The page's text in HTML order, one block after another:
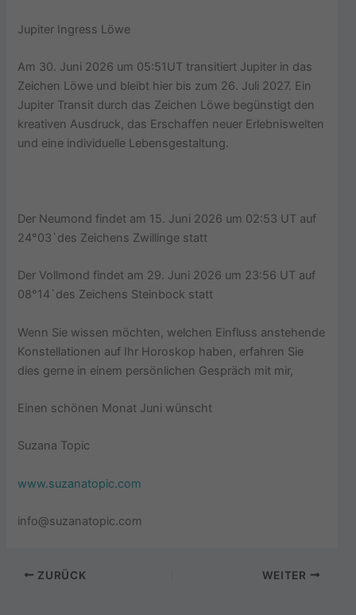
Jupiter Ingress Löwe
Am 30. Juni 2026 um 05:51UT transitiert Jupiter in das
Zeichen Löwe und bleibt hier bis zum 26. Juli 2027. Ein
Jupiter Transit durch das Zeichen Löwe begünstigt den
kreativen Ausdruck, das Erschaffen neuer Erlebniswelten
und eine individuelle Lebensgestaltung.
Der Neumond findet am 15. Juni 2026 um 02:53 UT auf
24°03`des Zeichens Zwillinge statt
Der Vollmond findet am 29. Juni 2026 um 23:56 UT auf
08°14`des Zeichens Steinbock statt
Wenn Sie wissen möchten, welchen Einfluss anstehende
Konstellationen auf Ihr Horoskop haben, erfahren Sie
dies gerne in einem persönlichen Gespräch mit mir,
Einen schönen Monat Juni wünscht
Suzana Topic
www.suzanatopic.com
info@suzanatopic.com
ZURÜCK WEITER